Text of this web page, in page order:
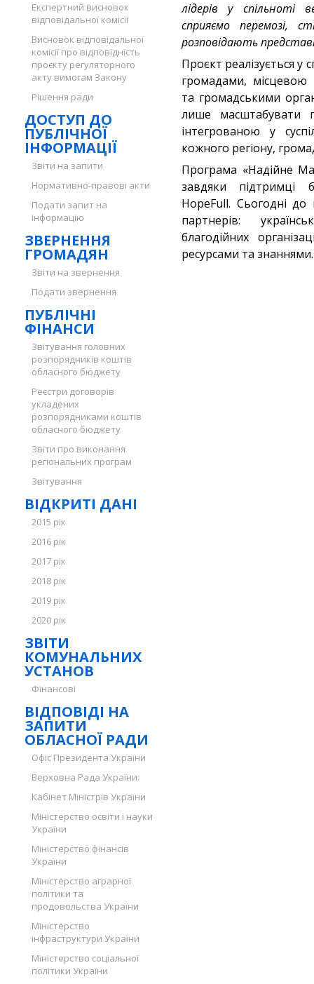
Експертний висновок
відповідальної комісії
Висновок відповідальної
комісії про відповідність
проєкту регуляторного
акту вимогам Закону
Рішення ради
ДОСТУП ДО
ПУБЛІЧНОЇ
ІНФОРМАЦІЇ
Звіти на запити
Нормативно-правові акти
Подати запит на
інформацію
ЗВЕРНЕННЯ
ГРОМАДЯН
Звіти на звернення
Подати звернення
ПУБЛІЧНІ
ФІНАНСИ
Звітування головних
розпорядників коштів
обласного бюджету
Реєстри договорів
укладених
розпорядниками коштів
обласного бюджету
Звіти про виконання
регіональних програм
Звітування
ВІДКРИТІ ДАНІ
2015 рік
2016 рік
2017 рік
2018 рік
2019 рік
2020 рік
ЗВІТИ
КОМУНАЛЬНИХ
УСТАНОВ
Фінансові
ВІДПОВІДІ НА
ЗАПИТИ
ОБЛАСНОЇ РАДИ
Офіс Президента України
Верховна Рада України:
Кабінет Міністрів України
Міністерство освіти і науки
України
Міністерство фінансів
України
Міністерство аграрної
політики та
продовольства України
Міністерство
інфраструктури України
Міністерство соціальної
політики України
лідерів у спільноті
сприяємо перемозі,
розповідають
Проєкт реалізується у
громадами, місцевою
та громадськими
лише масштабувати
інтегрованою у
кожного регіону,
Програма «Надійне
завдяки підтримці
HopeFull. Сьогодні до
партнерів:
благодійних
ресурсами та знаннями.